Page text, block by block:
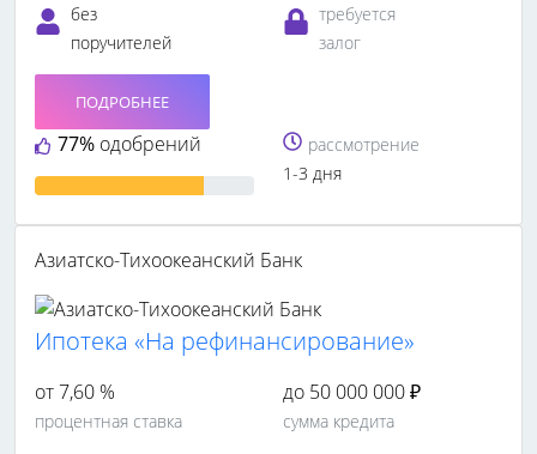
без
поручителей
требуется
залог
77% одобрений
ПОДРОБНЕЕ
рассмотрение
1-3 дня
Азиатско-Тихоокеанский Банк
Ипотека «На рефинансирование»
от 7,60 %
процентная ставка
до 50 000 000 ₽
сумма кредита